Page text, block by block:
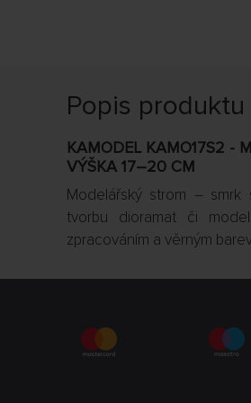
Popis produktu
KAMODEL KAMO17S2 -
VÝŠKA 17–20 CM
Modelářský strom – smrk
tvorbu dioramat či
zpracováním a věrným